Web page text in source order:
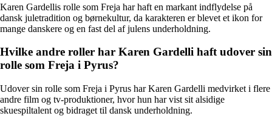
Karen Gardellis rolle som Freja har haft en markant indflydelse på
dansk juletradition og børnekultur, da karakteren er blevet et ikon for
mange danskere og en fast del af julens underholdning.
Hvilke andre roller har Karen Gardelli haft udover sin
rolle som Freja i Pyrus?
Udover sin rolle som Freja i Pyrus har Karen Gardelli medvirket i flere
andre film og tv-produktioner, hvor hun har vist sit alsidige
skuespiltalent og bidraget til dansk underholdning.